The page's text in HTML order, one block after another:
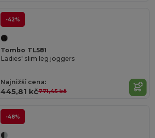
-42%
Tombo TL581
Ladies' slim leg joggers
Najnižší cena:
445,81 kč771,45 kč
-48%